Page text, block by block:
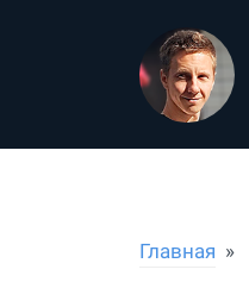
Главная